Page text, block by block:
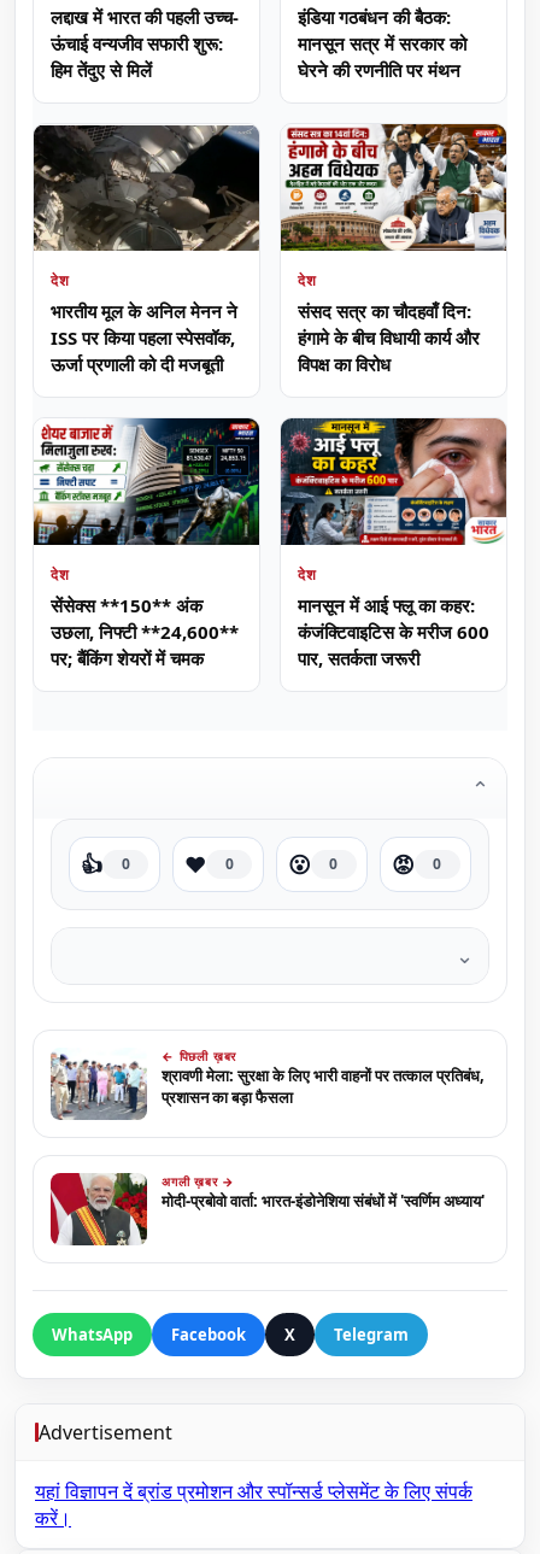
लद्दाख में भारत की पहली उच्च-
ऊंचाई वन्यजीव सफारी शुरू:
हिम तेंदुए से मिलें
इंडिया गठबंधन की बैठक:
मानसून सत्र में सरकार को
घेरने की रणनीति पर मंथन
देश
भारतीय मूल के अनिल मेनन ने
ISS पर किया पहला स्पेसवॉक,
ऊर्जा प्रणाली को दी मजबूती
देश
संसद सत्र का चौदहवाँ दिन:
हंगामे के बीच विधायी कार्य और
विपक्ष का विरोध
देश
सेंसेक्स **150** अंक
उछला, निफ्टी **24,600**
पर; बैंकिंग शेयरों में चमक
देश
मानसून में आई फ्लू का कहर:
कंजंक्टिवाइटिस के मरीज 600
पार, सतर्कता जरूरी
⌄
👍 0 ❤️ 0 😮 0 😡 0
⌄
← पिछली ख़बर
श्रावणी मेला: सुरक्षा के लिए भारी वाहनों पर तत्काल प्रतिबंध,
प्रशासन का बड़ा फैसला
अगली ख़बर →
मोदी-प्रबोवो वार्ता: भारत-इंडोनेशिया संबंधों में 'स्वर्णिम अध्याय'
WhatsApp Facebook X Telegram
Advertisement
यहां विज्ञापन देंब्रांड प्रमोशन और स्पॉन्सर्ड प्लेसमेंट के लिए संपर्क
करें।